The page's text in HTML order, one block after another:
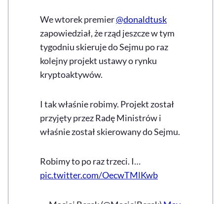
We wtorek premier@donaldtusk
zapowiedział, że rząd jeszcze w tym
tygodniu skieruje do Sejmu po raz
kolejny projekt ustawy o rynku
kryptoaktywów.
I tak właśnie robimy. Projekt został
przyjęty przez Radę Ministrów i
właśnie został skierowany do Sejmu.
Robimy to po raz trzeci. I…
pic.twitter.com/OecwTMlKwb